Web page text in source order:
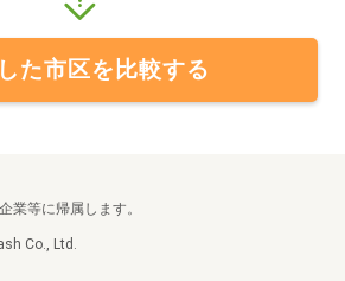
た市区を比較する
業等に帰属します。
Co., Ltd.